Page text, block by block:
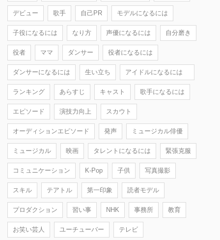
デビュー 歌手 自己PR モデルになるには
子役になるには なり方 声優になるには 自分磨き
役者 ママ ダンサー 役者になるには
ダンサーになるには 生い立ち アイドルになるには
ランキング あらすじ キャスト 歌手になるには
エピソード 演技力向上 スカウト
オーディションエピソード 発声 ミュージカル俳優
ミュージカル 映画 タレントになるには 緊張克服
コミュニケーション K-Pop 子供 写真撮影
スキル テアトル 第一印象 読者モデル
プロダクション 習い事 NHK 事務所 教育
お笑い芸人 ユーチューバー テレビ